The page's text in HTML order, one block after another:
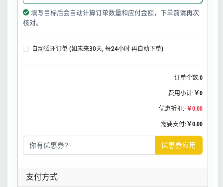
填写目标后会自动计算订单数量和应付金额，下单前请再次
核对。
自动循环订单 (如未来30天, 每24小时 再自动下单)
订单个数:0
费用小计: ￥0
优惠折扣:-￥0.00
需要支付: ￥0.00
优惠券应用
支付方式